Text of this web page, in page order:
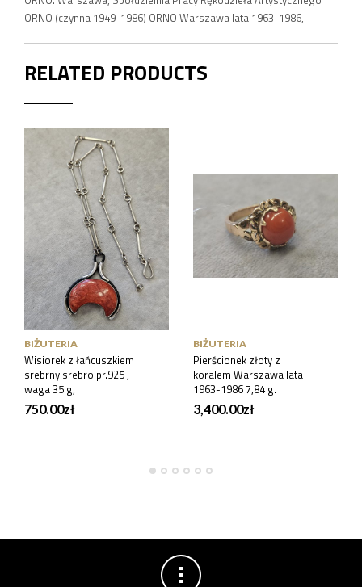
ORNO (czynna 1949-1986) ORNO Warszawa lata 1963-1986,
RELATED PRODUCTS
BIŻUTERIA
Wisiorek z łańcuszkiem
srebrny srebro pr.925 ,
waga 35 g,
750.00zł
BIŻUTERIA
Pierścionek złoty z
koralem Warszawa lata
1963-1986 7,84 g.
3,400.00zł